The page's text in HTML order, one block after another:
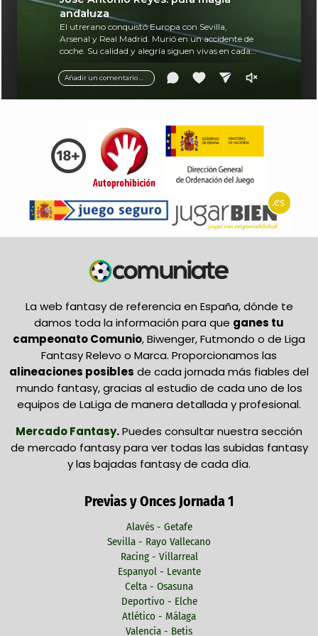
Añadir un comentario ...
andaluza
El utrerano conquistó Europa con Sevilla,
Arsenal y Real Madrid. Murió en un accidente de
coche. Su calidad y alegría siguen vivas en cada
La web fantasy de referencia en España, dónde te
damos toda la información para que ganes tu
campeonato Comunio, Biwenger, Futmondo o de Liga
Fantasy Relevo o Marca. Proporcionamos las
alineaciones posibles de cada jornada más fiables del
mundo fantasy, gracias al estudio de cada uno de los
equipos de LaLiga de manera detallada y profesional.
Mercado Fantasy.Puedes consultar nuestra sección
de mercado fantasy para ver todas las subidas fantasy
y las bajadas fantasy de cada día.
Previas y Onces Jornada 1
Alavés - Getafe
Sevilla - Rayo Vallecano
Racing - Villarreal
Espanyol - Levante
Celta - Osasuna
Deportivo - Elche
Atlético - Málaga
Valencia - Betis